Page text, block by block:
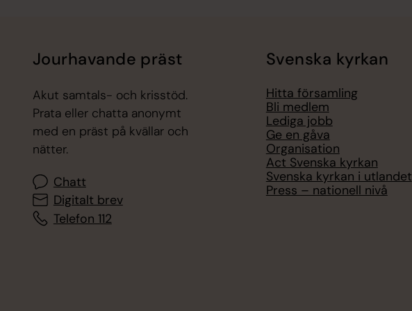
Jourhavande präst
Akut samtals- och krisstöd.
Prata eller chatta anonymt
med en präst på kvällar och
nätter.
Chatt
Digitalt brev
Telefon 112
Svenska kyrkan
Hitta församling
Bli medlem
Lediga jobb
Ge en gåva
Organisation
Act Svenska kyrkan
Svenska kyrkan i utlandet
Press – nationell nivå